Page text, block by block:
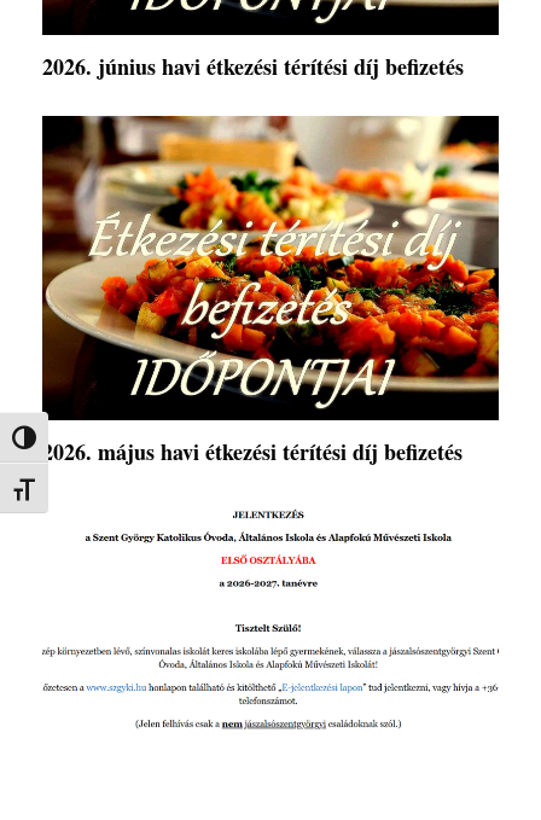
Nagy kontraszt váltása
Betűméret váltása
2026. június havi étkezési térítési díj befizetés
2026. május havi étkezési térítési díj befizetés